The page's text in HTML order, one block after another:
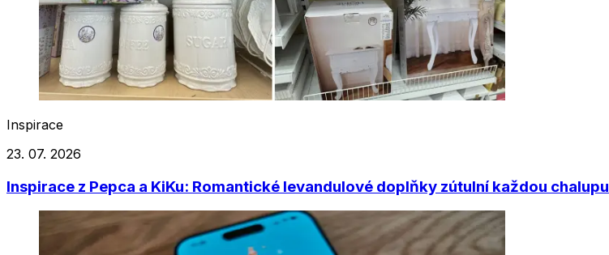
Inspirace
23. 07. 2026
Inspirace z Pepca a KiKu: Romantické levandulové doplňky zútulní každou chalupu